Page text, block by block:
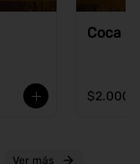
Coca
$2.000
Ver más